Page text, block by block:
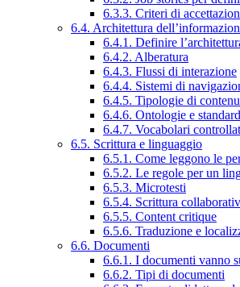
6.3.3. Criteri di
6.4. Architettura
6.4.1. Definire
6.4.2. Alberatura
6.4.3. Flussi di interazione
6.4.4. Sistemi di
6.4.5. Tipologie di
6.4.6. Ontologie e standard
6.4.7. Vocabolari
6.5. Scrittura e linguaggio
6.5.1. Come leggono le
6.5.2. Le regole per un
6.5.3. Microtesti
6.5.4. Scrittura
6.5.5. Content critique
6.5.6. Traduzione e
6.6. Documenti
6.6.1. I documenti vanno
6.6.2. Tipi di documenti